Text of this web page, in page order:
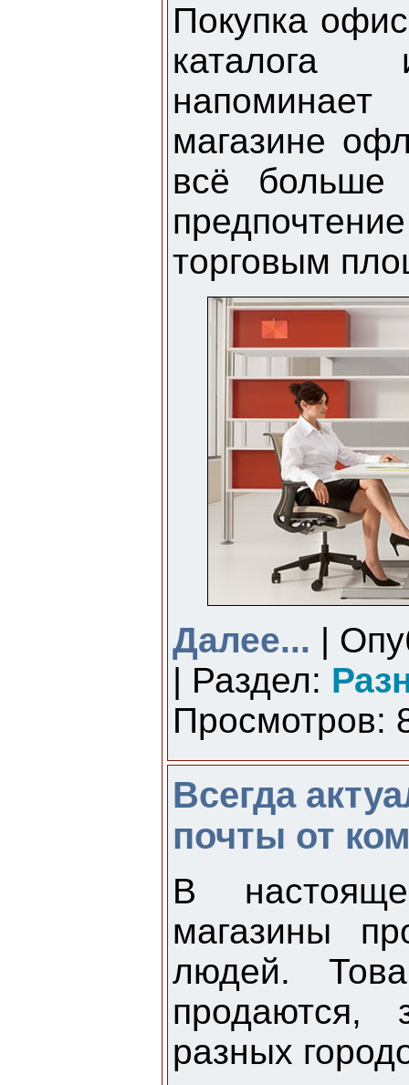
Покупка
каталога
магазине
всё больше
торговым
Далее... |
| Раздел:
Просмотров:
Всегда
почты от
В
магазины
людей.
продаются,
разных